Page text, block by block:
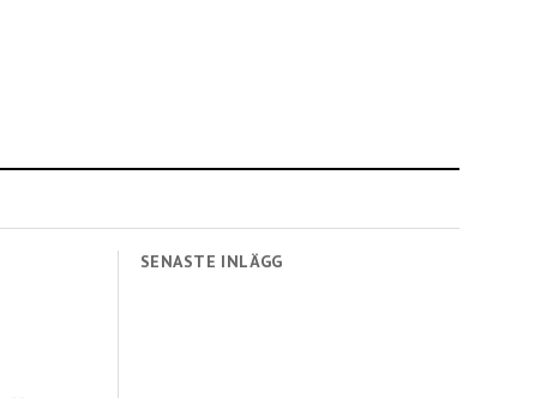
SENASTE INLÄGG